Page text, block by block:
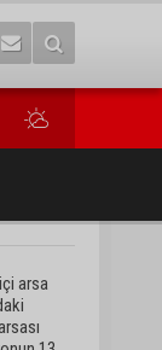
tutuklandı
arsa